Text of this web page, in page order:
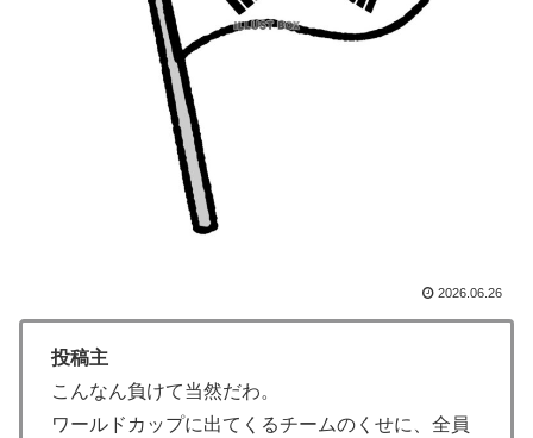
に！アメリカ人もポット1争いに熱視線！【海外の反
【韓国サッカー】性接待で審判買収！W杯予選7戦無敗
裏庭に現れたクマがスカンクに撃退されるまさかの瞬
トルコ人「日本人まで獲るのか」上田綺世、トルコ名門
▶ 【MLB】ドジャースファン「7連敗はしんどいわ……」
→ 「まだまだ7.5ゲーム差もあるんだぞ」「毎年暑い季
節に負けることが増えるけど結局10月には勝って終わる
2026.06.26
投稿主
こんなん負けて当然だわ。
ワールドカップに出てくるチームのくせに、全員